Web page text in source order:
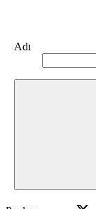
Adı